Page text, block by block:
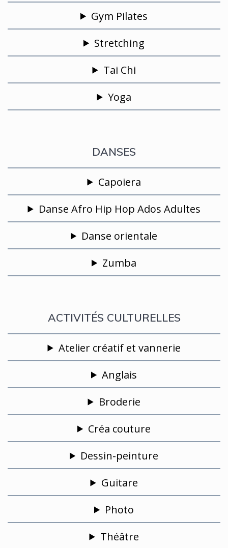
Gym Pilates
Stretching
Tai Chi
Yoga
DANSES
Capoiera
Danse Afro Hip Hop Ados Adultes
Danse orientale
Zumba
ACTIVITÉS CULTURELLES
Atelier créatif et vannerie
Anglais
Broderie
Créa couture
Dessin-peinture
Guitare
Photo
Théâtre